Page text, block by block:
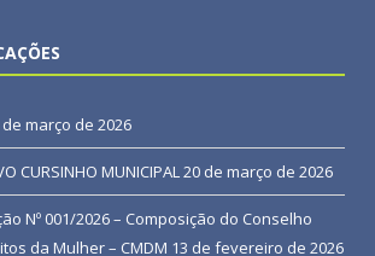
de março de 2026
CURSINHO MUNICIPAL20 de março de 2026
Nº 001/2026 – Composição do Conselho
da Mulher – CMDM 13 de fevereiro de 2026